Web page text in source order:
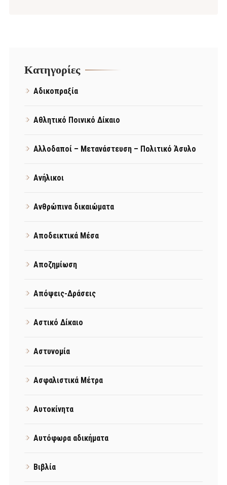
Kατηγορίες
Αδικοπραξία
Αθλητικό Ποινικό Δίκαιο
Αλλοδαποί – Μετανάστευση – Πολιτικό Άσυλο
Ανήλικοι
Ανθρώπινα δικαιώματα
Αποδεικτικά Μέσα
Αποζημίωση
Απόψεις-Δράσεις
Αστικό Δίκαιο
Αστυνομία
Ασφαλιστικά Μέτρα
Αυτοκίνητα
Αυτόφωρα αδικήματα
Βιβλία